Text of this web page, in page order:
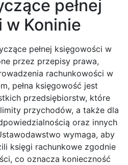
pełnej
w Koninie
pełnej księgowości w
przez przepisy prawa,
rachunkowości w
pełna księgowość jest
przedsiębiorstw, które
przychodów, a także dla
oraz innych
wymaga, aby
księgi rachunkowe zgodnie
co oznacza konieczność